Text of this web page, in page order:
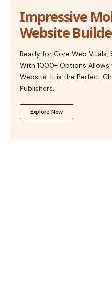
Impressive
Website
Ready for Core Web
With 1000+ Options Allows
Website. It is the Perfect
Publishers.
Explore Now